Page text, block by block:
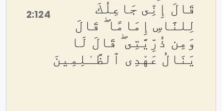
2:124
قَالَ إِنِّى جَاعِلُكَ
لِلنَّاسِ إِمَامًا ۖ قَالَ
وَمِن ذُرِّيَّتِى ۖ قَالَ لَا
يَنَالُ عَهْدِى ٱلظَّـٰلِمِينَ